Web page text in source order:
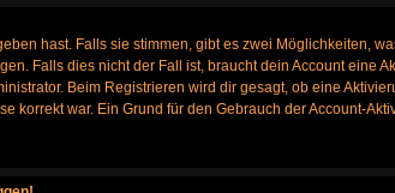
hast. Falls sie stimmen, gibt es zwei Möglichkeiten,
Falls dies nicht der Fall ist, braucht dein Account eine
Beim Registrieren wird dir gesagt, ob eine
korrekt war. Ein Grund für den Gebrauch der Account-